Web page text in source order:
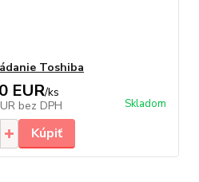
Toshiba
EUR/ks
bez DPH Skladom
Kúpiť